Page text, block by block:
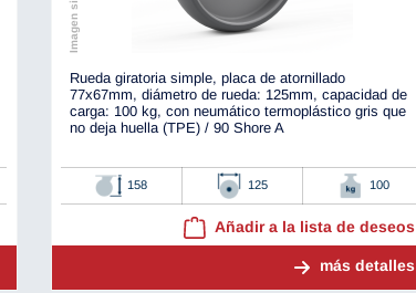
Rueda giratoria simple, placa de atornillado
77x67mm, diámetro de rueda: 125mm, capacidad de
carga: 100 kg, con neumático termoplástico gris que
no deja huella (TPE) / 90 Shore A
158 125 100
Añadir a la lista de deseos
más detalles